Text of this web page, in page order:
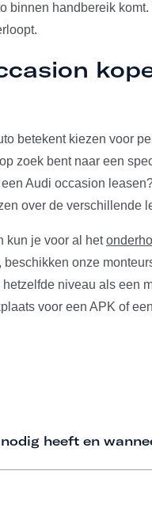
binnen handbereik
betekent kiezen voor
zoek bent naar een
Audi occasion
over de verschillende
kun je voor al het
onze
niveau als een
voor een APK of
heeft en